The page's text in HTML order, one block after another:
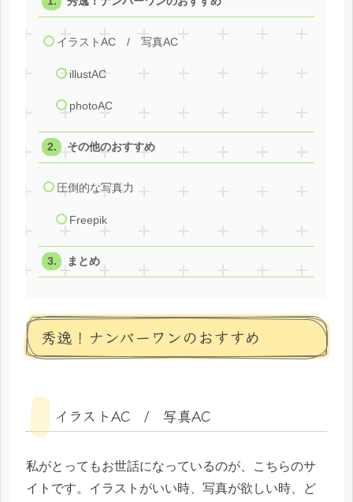
イラストAC / 写真AC
illustAC
photoAC
その他のおすすめ
圧倒的な写真力
Freepik
まとめ
秀逸！ナンバーワンのおすすめ
イラストAC / 写真AC
私がとってもお世話になっているのが、こちらのサ
イトです。イラストがいい時、写真が欲しい時、ど